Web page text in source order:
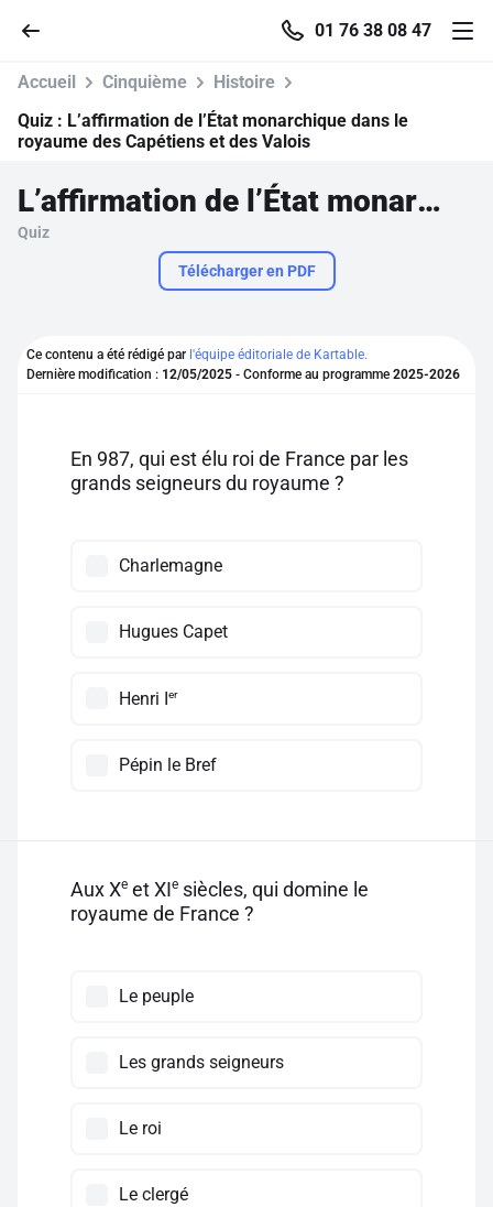
01 76 38 08 47
Se connecter
Pour profiter de 10 contenus offerts.
Accueil Cinquième
Histoire
Quiz : L’affirmation de l’État monarchique dans le
royaume des Capétiens et des Valois
L’affirmation de l’État monarchique dans le royaume des Capétiens et des Valois
Quiz
Télécharger en PDF
Ce contenu a été rédigé par l'équipe éditoriale de Kartable.
Dernière modification : 12/05/2025 - Conforme au programme 2025-2026
En 987, qui est élu roi de France par les
grands seigneurs du royaume ?
Charlemagne
Hugues Capet
Henri I er
Pépin le Bref
Aux Xe et XIe siècles, qui domine le
royaume de France ?
Le peuple
Les grands seigneurs
Le roi
Le clergé